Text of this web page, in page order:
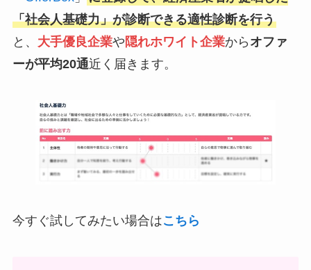
「社会人基礎力」が診断できる適性診断を行う
と、 大手優良企業や隠れホワイト企業から オファ
ーが平均20通近く届きます。
今すぐ試してみたい場合はこちら